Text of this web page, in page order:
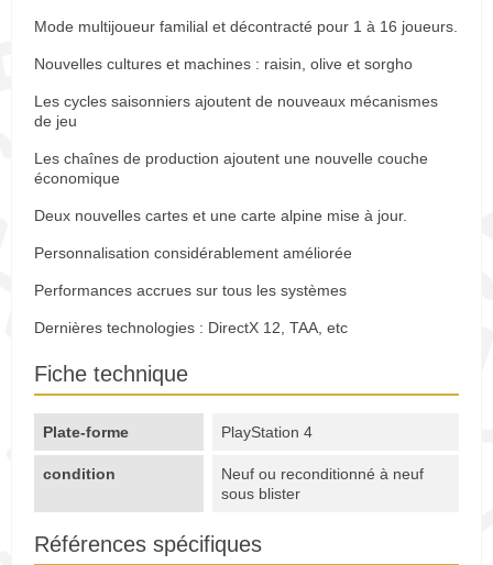
Mode multijoueur familial et décontracté pour 1 à 16 joueurs.
Nouvelles cultures et machines : raisin, olive et sorgho
Les cycles saisonniers ajoutent de nouveaux mécanismes
de jeu
Les chaînes de production ajoutent une nouvelle couche
économique
Deux nouvelles cartes et une carte alpine mise à jour.
Personnalisation considérablement améliorée
Performances accrues sur tous les systèmes
Dernières technologies : DirectX 12, TAA, etc
Fiche technique
Plate-forme PlayStation 4
condition
Neuf ou reconditionné à neuf
sous blister
Références spécifiques